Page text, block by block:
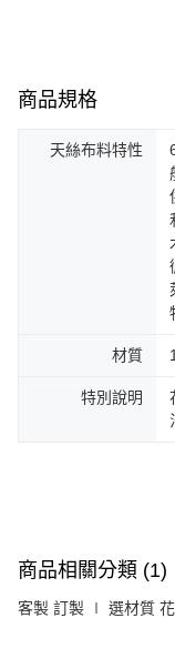
商品規格
天絲布料特性
材質
特別說明
商品相關分類 (1)
客製 訂製 ∣ 選材質